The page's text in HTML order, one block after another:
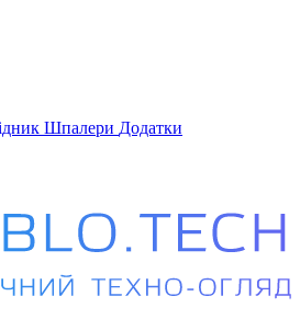
Шпалери Додатки